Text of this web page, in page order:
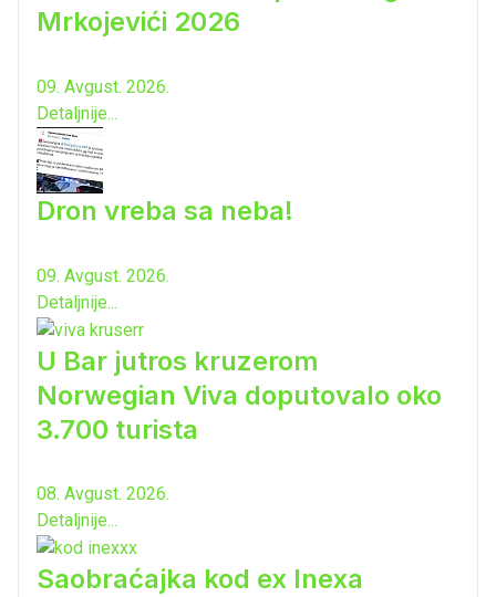
Mrkojevići 2026
09. Avgust. 2026.
Detaljnije...
Dron vreba sa neba!
09. Avgust. 2026.
Detaljnije...
U Bar jutros kruzerom
Norwegian Viva doputovalo oko
3.700 turista
08. Avgust. 2026.
Detaljnije...
Saobraćajka kod ex Inexa